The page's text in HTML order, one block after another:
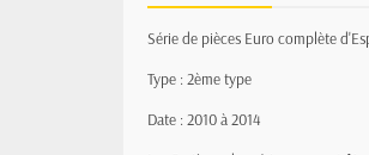
Série de pièces Euro complète
Type : 2ème type
Date : 2010 à 2014